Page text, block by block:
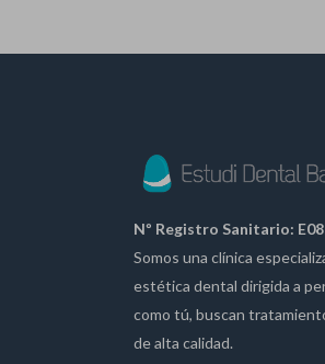
Nº Registro Sanitario:
Somos una clínica
estética dental dirigida a
como tú, buscan
de alta calidad.